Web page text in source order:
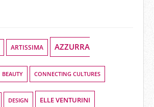
ARTISSIMA AZZURRA
BEAUTY CONNECTING CULTURES
DESIGN ELLE VENTURINI